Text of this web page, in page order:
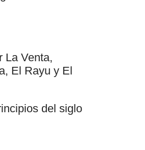
La Venta,
El Rayu y El
del siglo